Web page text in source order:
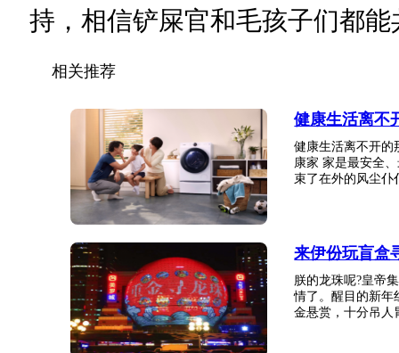
持，相信铲屎官和毛孩子们都
相关推荐
健康生活离不
健康生活离不开的
康家 家是最安全
束了在外的风尘仆
来伊份玩盲盒
朕的龙珠呢?皇帝
情了。醒目的新年
金悬赏，十分吊人